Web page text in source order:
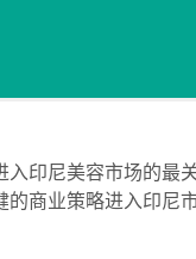
印尼美容市场的最
商业策略进入印尼